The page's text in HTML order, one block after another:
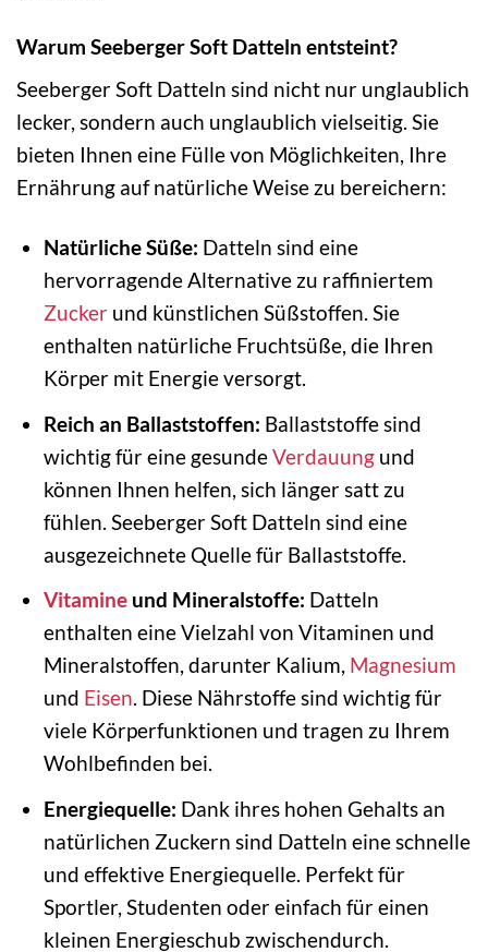
Warum Seeberger Soft Datteln entsteint?
Seeberger Soft Datteln sind nicht nur unglaublich
lecker, sondern auch unglaublich vielseitig. Sie
bieten Ihnen eine Fülle von Möglichkeiten, Ihre
Ernährung auf natürliche Weise zu bereichern:
Natürliche Süße: Datteln sind eine
hervorragende Alternative zu raffiniertem
Zuckerund künstlichen Süßstoffen. Sie
enthalten natürliche Fruchtsüße, die Ihren
Körper mit Energie versorgt.
Reich an Ballaststoffen: Ballaststoffe sind
wichtig für eine gesundeVerdauungund
können Ihnen helfen, sich länger satt zu
fühlen. Seeberger Soft Datteln sind eine
ausgezeichnete Quelle für Ballaststoffe.
Vitamineund Mineralstoffe: Datteln
enthalten eine Vielzahl von Vitaminen und
Mineralstoffen, darunter Kalium, Magnesium
und Eisen. Diese Nährstoffe sind wichtig für
viele Körperfunktionen und tragen zu Ihrem
Wohlbefinden bei.
Energiequelle: Dank ihres hohen Gehalts an
natürlichen Zuckern sind Datteln eine schnelle
und effektive Energiequelle. Perfekt für
Sportler, Studenten oder einfach für einen
kleinen Energieschub zwischendurch.